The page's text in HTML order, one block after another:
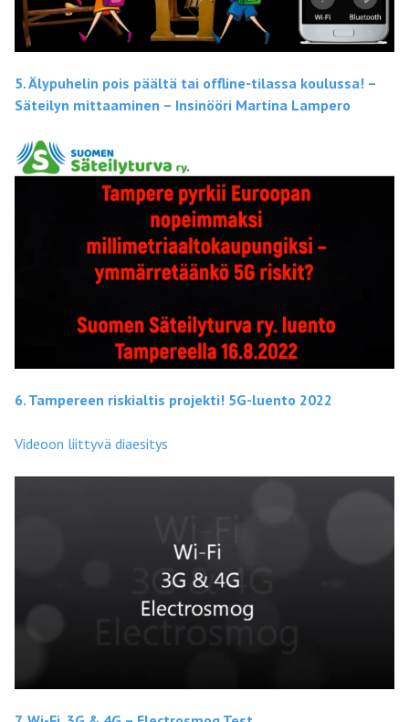
5. Älypuhelin pois päältä tai offline-tilassa koulussa! –
Säteilyn mittaaminen – Insinööri Martina Lampero
6. Tampereen riskialtis projekti! 5G-luento 2022
Videoon liittyvä diaesitys